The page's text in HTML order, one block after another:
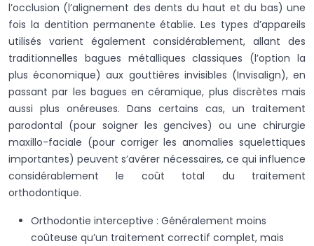
l’occlusion (l’alignement des dents du haut et du bas) une
fois la dentition permanente établie. Les types d’appareils
utilisés varient également considérablement, allant des
traditionnelles bagues métalliques classiques (l’option la
plus économique) aux gouttières invisibles (Invisalign), en
passant par les bagues en céramique, plus discrètes mais
aussi plus onéreuses. Dans certains cas, un traitement
parodontal (pour soigner les gencives) ou une chirurgie
maxillo-faciale (pour corriger les anomalies squelettiques
importantes) peuvent s’avérer nécessaires, ce qui influence
considérablement le coût total du traitement
orthodontique.
Orthodontie interceptive : Généralement moins
coûteuse qu’un traitement correctif complet, mais